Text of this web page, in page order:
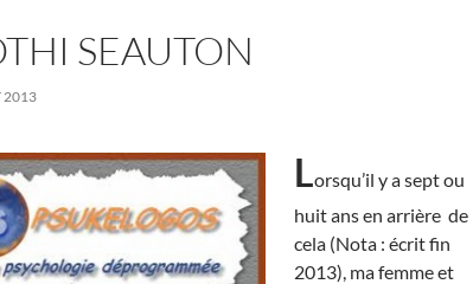
SEAUTON
2013
Lorsqu’il y a sept ou
huit ans en arrière de
cela (Nota : écrit fin
2013), ma femme et